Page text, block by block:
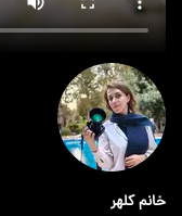
خانم کلهر